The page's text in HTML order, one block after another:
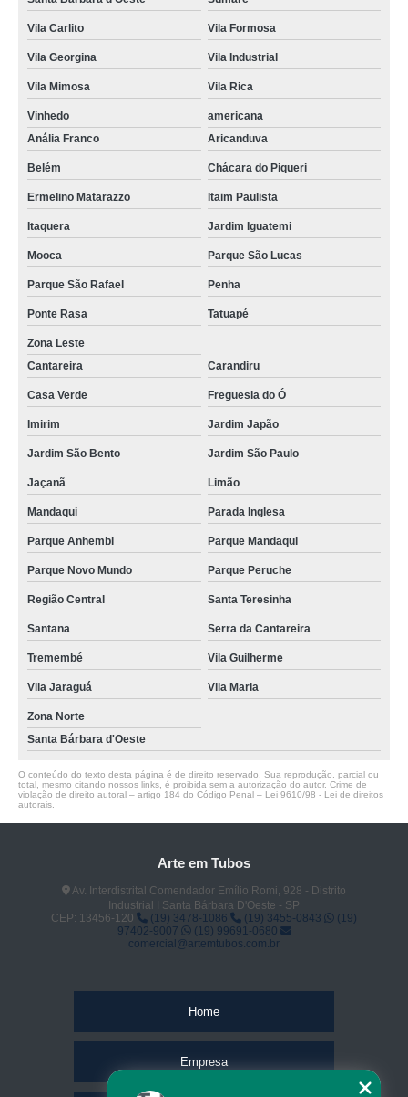
Vila Carlito Vila Formosa
Vila Georgina Vila Industrial
Vila Mimosa Vila Rica
Vinhedo
americana
Anália Franco
Aricanduva
Belém Chácara do Piqueri
Ermelino Matarazzo Itaim Paulista
Itaquera Jardim Iguatemi
Mooca Parque São Lucas
Parque São Rafael Penha
Ponte Rasa Tatuapé
Zona Leste
Cantareira
Carandiru
Casa Verde Freguesia do Ó
Imirim Jardim Japão
Jardim São Bento Jardim São Paulo
Jaçanã Limão
Mandaqui Parada Inglesa
Parque Anhembi Parque Mandaqui
Parque Novo Mundo Parque Peruche
Região Central Santa Teresinha
Santana Serra da Cantareira
Tremembé Vila Guilherme
Vila Jaraguá Vila Maria
Zona Norte
Santa Bárbara d'Oeste
O conteúdo do texto desta página é de direito reservado. Sua reprodução, parcial ou
total, mesmo citando nossos links, é proibida sem a autorização do autor. Crime de
violação de direito autoral – artigo 184 do Código Penal – Lei 9610/98 - Lei de direitos
autorais
Arte em Tubos
Av. Interdistrital Comendador Emílio Romi, 928 - Distrito
Industrial I Santa Bárbara D'Oeste - SP
CEP: 13456-120
(19) 3478-1086 (19) 3455-0843
(19)
97402-9007
(19) 99691-0680
comercial@artemtubos.com.br
Home
Empresa